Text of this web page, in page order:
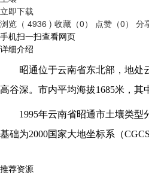
立即下载
浏览（ 4936 ) 收藏（0） 点赞（0）
分
手机扫一扫查看网页
详细介绍
昭通位于云南省东北部，地处
高谷深。市内平均海拔1685米，其
1995年云南省昭通市土壤类
基础为2000国家大地坐标系（
推荐资源